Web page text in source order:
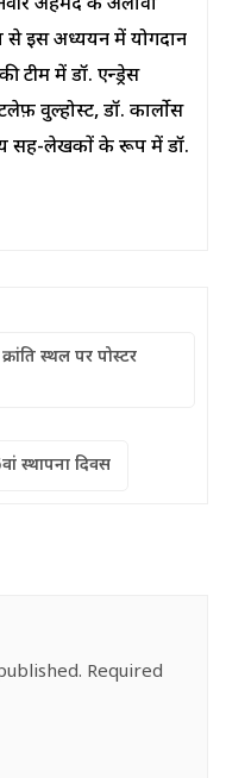
से इस अध्ययन में योगदान
टीम में डॉ. एन्ड्रेस
वुल्होर्स्ट, डॉ. कार्लोस
सह-लेखकों के रूप में डॉ.
स्थल पर पोस्टर
स्थापना दिवस
Required